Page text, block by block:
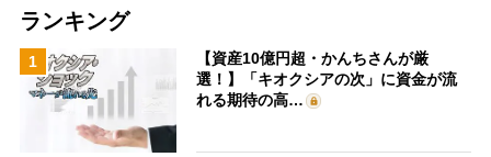
ランキング
1
【資産10億円超・かんちさんが厳
選！】「キオクシアの次」に資金が流
れる期待の高…